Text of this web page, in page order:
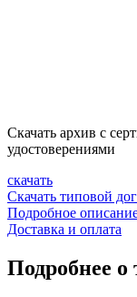
Скачать архив с
удостоверениями
скачать
Скачать типовой
Подробное
Доставка и оплата
Подробнее о